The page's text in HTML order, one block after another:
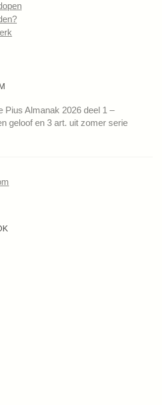
Pius Almanak 2026 deel 1 –
geloof en 3 art. uit zomer serie